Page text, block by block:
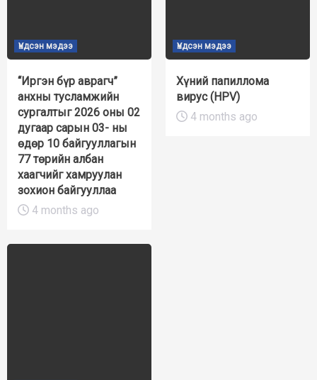
Үндсэн мэдээ
“Иргэн бүр аврагч”
анхны тусламжийн
сургалтыг 2026 оны 02
дугаар сарын 03- ны
өдөр 10 байгууллагын
77 төрийн албан
хаагчийг хамруулан
зохион байгууллаа
4 months ago
Үндсэн мэдээ
Хүний папиллома
вирус (HPV)
4 months ago